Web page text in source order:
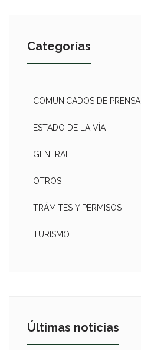
Categorías
COMUNICADOS DE PRENSA
ESTADO DE LA VÍA
GENERAL
OTROS
TRÁMITES Y PERMISOS
TURISMO
Últimas noticias